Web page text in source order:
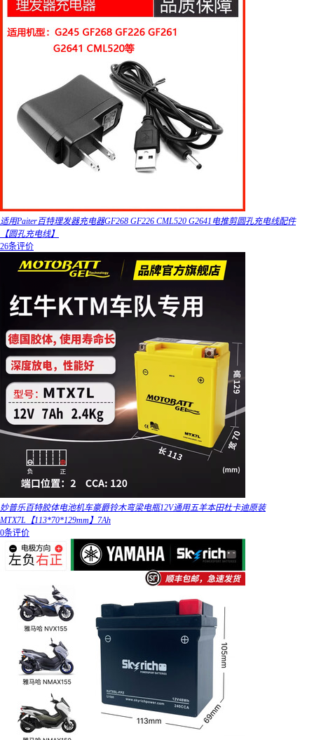
适用Paiter百特理发器充电器GF268 GF226 CML520 G2641电推剪圆孔充电线配件
【圆孔充电线】
26条评价
妙普乐百特胶体电池机车豪爵铃木弯梁电瓶12V通用五羊本田杜卡迪原装
MTX7L【113*70*129mm】7Ah
0条评价